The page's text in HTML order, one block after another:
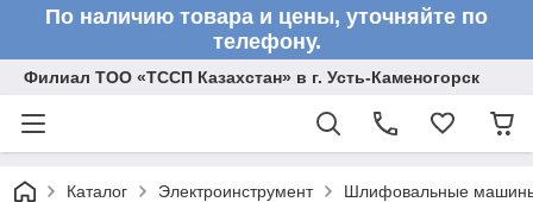
По наличию товара и цены, уточняйте по
телефону.
Филиал ТОО «ТССП Казахстан» в г. Усть-Каменогорск
Каталог Электроинструмент Шлифовальные